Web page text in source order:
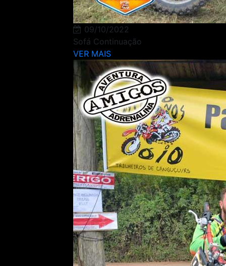
09/10/2022
Sofá Continuação
VER MAIS